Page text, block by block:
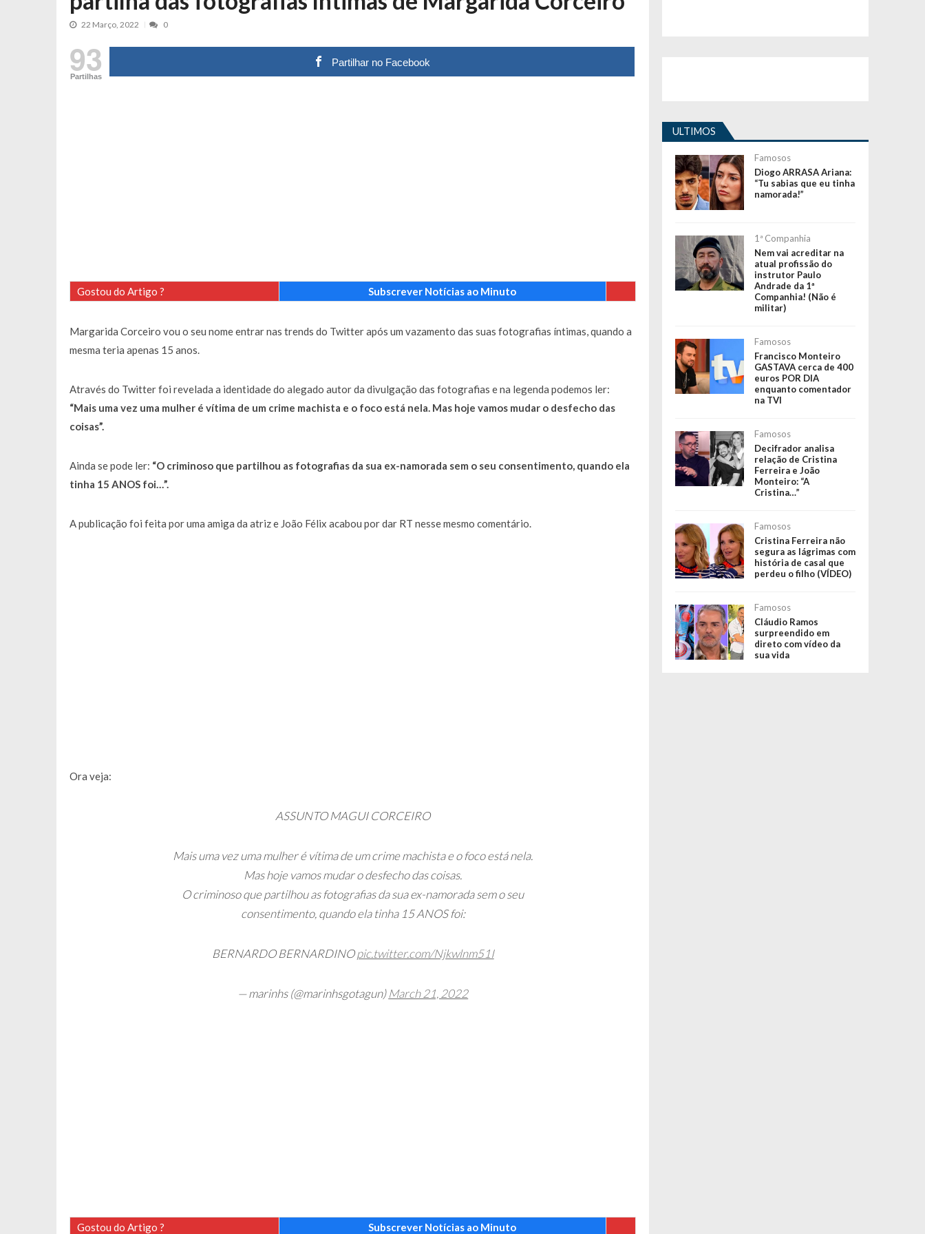
Maria Botelho Moniz coloca ‘pontos nos is’: “Ficou chateado comigo?” 27 JANEIRO, 2026
Filipe Delgado volta a imitar o instrutor e é apanhado 27 JANEIRO, 2026
Gonçalo Quinaz CRITICA “dança” de Cláudio Ramos: “É um atentado…” 25 JANEIRO, 2026
22 Março, 2022 0
93
Partilhas
Partilhar no Facebook
Gostou do Artigo ? Subscrever Notícias ao Minuto
Margarida Corceiro vou o seu nome entrar nas trends do Twitter após um vazamento das suas fotografias íntimas, quando a
mesma teria apenas 15 anos.
Através do Twitter foi revelada a identidade do alegado autor da divulgação das fotografias e na legenda podemos ler:
“Mais uma vez uma mulher é vítima de um crime machista e o foco está nela. Mas hoje vamos mudar o desfecho das
coisas”.
Ainda se pode ler: “O criminoso que partilhou as fotografias da sua ex-namorada sem o seu consentimento, quando ela
tinha 15 ANOS foi…”.
A publicação foi feita por uma amiga da atriz e João Félix acabou por dar RT nesse mesmo comentário.
Ora veja:
ASSUNTO MAGUI CORCEIRO
Mais uma vez uma mulher é vítima de um crime machista e o foco está nela.
Mas hoje vamos mudar o desfecho das coisas.
O criminoso que partilhou as fotografias da sua ex-namorada sem o seu
consentimento, quando ela tinha 15 ANOS foi:
BERNARDO BERNARDINOpic.twitter.com/Njkwlnm51I
— marinhs (@marinhsgotagun)March 21, 2022
Gostou do Artigo ? Subscrever Notícias ao Minuto
ULTIMOS
Famosos
Diogo ARRASA Ariana:
“Tu sabias que eu tinha
namorada!”
1ª Companhia
Nem vai acreditar na
atual profissão do
instrutor Paulo
Andrade da 1ª
Companhia! (Não é
militar)
Famosos
Francisco Monteiro
GASTAVA cerca de 400
euros POR DIA
enquanto comentador
na TVI
Famosos
Decifrador analisa
relação de Cristina
Ferreira e João
Monteiro: “A
Cristina…”
Famosos
Cristina Ferreira não
segura as lágrimas com
história de casal que
perdeu o filho (VÍDEO)
Famosos
Cláudio Ramos
surpreendido em
direto com vídeo da
sua vida